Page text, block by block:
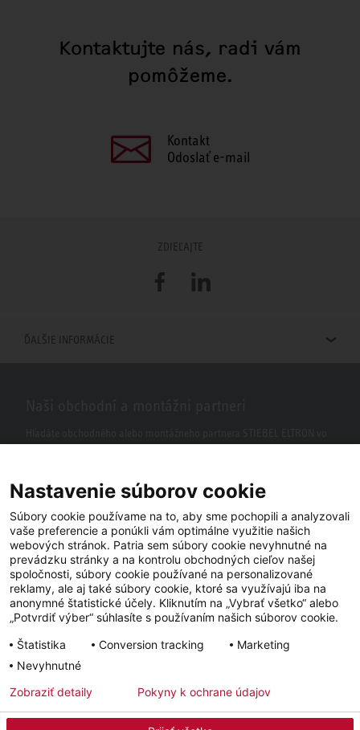
Kontaktujte nás, radi vám
pomôžeme.
Kontakt
Odoslať e-mail
ZDIEĽAJTE
FacebookLinkedIn
ĎALŠIE INFORMÁCIE
Impressum Ochrana osobných údajov Newsletter
Facebook YouTube LinkedIn
Instagram
Nastavenie súborov cookie
Súbory cookie používame na to, aby sme pochopili a analyzovali
vaše preferencie a ponúkli vám optimálne využitie našich
webových stránok. Patria sem súbory cookie nevyhnutné na
prevádzku stránky a na kontrolu obchodných cieľov našej
spoločnosti, súbory cookie používané na personalizované
reklamy, ale aj také súbory cookie, ktoré sa využívajú iba na
anonymné štatistické účely. Kliknutím na „Vybrať všetko“ alebo
„Potvrdiť výber“ súhlasíte s používaním našich súborov cookie.
Štatistika
Conversion tracking
Marketing
Nevyhnutné
Zobraziť detaily Pokyny k ochrane údajov